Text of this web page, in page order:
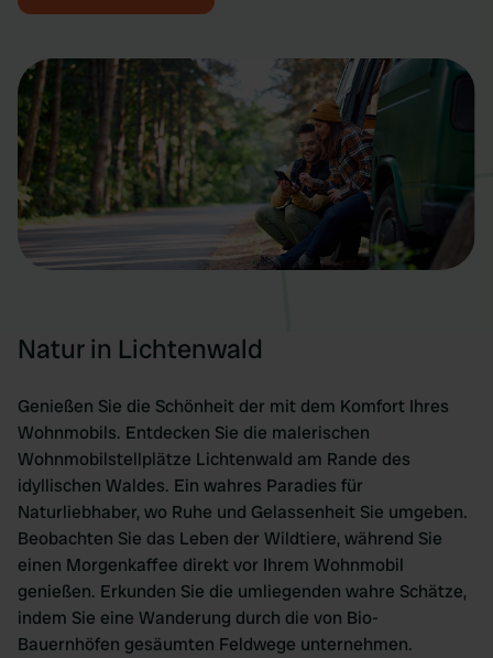
Natur in Lichtenwald
Genießen Sie die Schönheit der mit dem Komfort Ihres
Wohnmobils. Entdecken Sie die malerischen
Wohnmobilstellplätze Lichtenwald am Rande des
idyllischen Waldes. Ein wahres Paradies für
Naturliebhaber, wo Ruhe und Gelassenheit Sie umgeben.
Beobachten Sie das Leben der Wildtiere, während Sie
einen Morgenkaffee direkt vor Ihrem Wohnmobil
genießen. Erkunden Sie die umliegenden wahre Schätze,
indem Sie eine Wanderung durch die von Bio-
Bauernhöfen gesäumten Feldwege unternehmen.